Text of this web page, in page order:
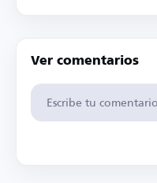
Ver comentarios